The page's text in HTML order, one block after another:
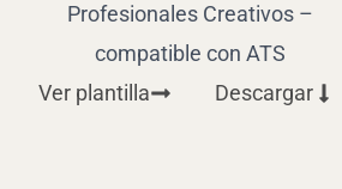
Profesionales Creativos –
compatible con ATS
Ver plantilla
Descargar